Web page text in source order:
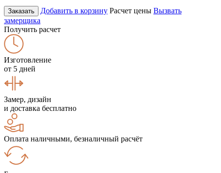
Заказать Добавить в корзину Расчет цены Вызвать
замерщика
Получить расчет
Изготовление
от 5 дней
Замер, дизайн
и доставка бесплатно
Оплата наличными, безналичный расчёт